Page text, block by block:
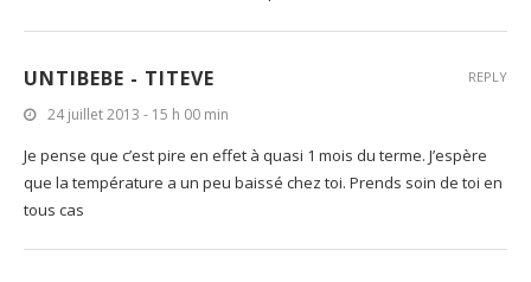
UNTIBEBE - TITEVE
24 juillet 2013 - 15 h 00 min
Je pense que c’est pire en effet à quasi 1 mois du terme. J’espère
que la température a un peu baissé chez toi. Prends soin de toi en
tous cas
REPLY